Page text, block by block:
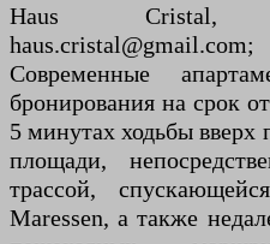
Haus Cristal,
Современные
бронирования на срок
5 минутах ходьбы вверх
площади,
трассой,
Maressen, а также